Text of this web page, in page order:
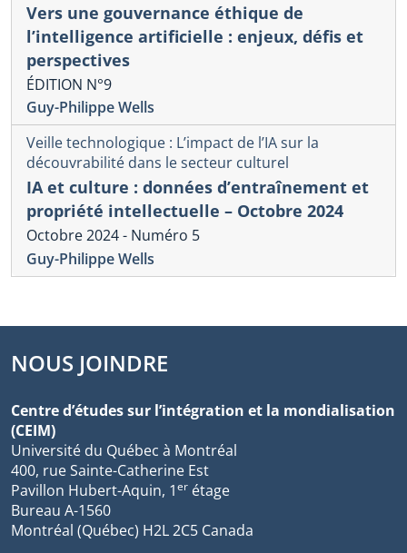
Vers une gouvernance éthique de
l’intelligence artificielle : enjeux, défis et
perspectives
ÉDITION N°9
Guy-Philippe Wells
Veille technologique : L’impact de l’IA sur la
découvrabilité dans le secteur culturel
IA et culture : données d’entraînement et
propriété intellectuelle – Octobre 2024
Octobre 2024 - Numéro 5
Guy-Philippe Wells
NOUS JOINDRE
Centre d’études sur l’intégration et la mondialisation
(CEIM)
Université du Québec à Montréal
400, rue Sainte-Catherine Est
Pavillon Hubert-Aquin, 1er étage
Bureau A-1560
Montréal (Québec) H2L 2C5 Canada